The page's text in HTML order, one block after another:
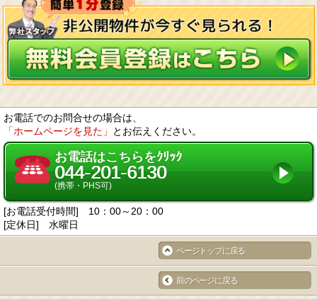
お電話でのお問合せの場合は、
「ホームページを見た」
とお伝えください。
お電話はこちらをｸﾘｯｸ
044-201-6130
(携帯・PHS可)
[お電話受付時間] 10：00～20：00
[定休日] 水曜日
ページトップに戻る
前のページに戻る